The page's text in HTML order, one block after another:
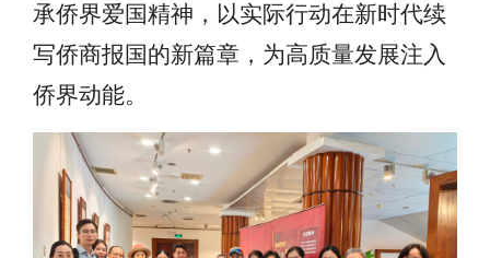
承侨界爱国精神，以实际行动在新时代续
写侨商报国的新篇章，为高质量发展注入
侨界动能。